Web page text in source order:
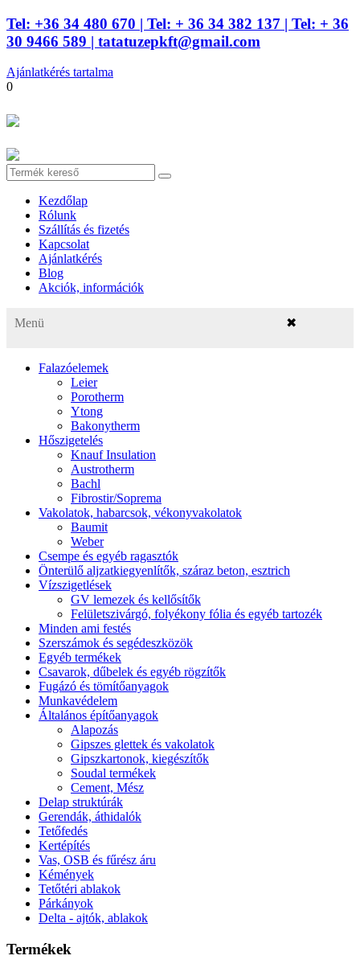
Tel: +36 34 480 670 | Tel: + 36 34 382 137 | Tel: + 36
30 9466 589 | tatatuzepkft@gmail.com
Ajánlatkérés tartalma
0
Kezdőlap
Rólunk
Szállítás és fizetés
Kapcsolat
Ajánlatkérés
Blog
Akciók, információk
Menü ✖
Falazóelemek
Leier
Porotherm
Ytong
Bakonytherm
Hőszigetelés
Knauf Insulation
Austrotherm
Bachl
Fibrostir/Soprema
Vakolatok, habarcsok, vékonyvakolatok
Baumit
Weber
Csempe és egyéb ragasztók
Önterülő aljzatkiegyenlítők, száraz beton, esztrich
Vízszigetlések
GV lemezek és kellősítők
Felületszivárgó, folyékony fólia és egyéb tartozék
Minden ami festés
Szerszámok és segédeszközök
Egyéb termékek
Csavarok, dűbelek és egyéb rögzítők
Fugázó és tömítőanyagok
Munkavédelem
Általános építőanyagok
Alapozás
Gipszes glettek és vakolatok
Gipszkartonok, kiegészítők
Soudal termékek
Cement, Mész
Delap struktúrák
Gerendák, áthidalók
Tetőfedés
Kertépítés
Vas, OSB és fűrész áru
Kémények
Tetőtéri ablakok
Párkányok
Delta - ajtók, ablakok
Termékek